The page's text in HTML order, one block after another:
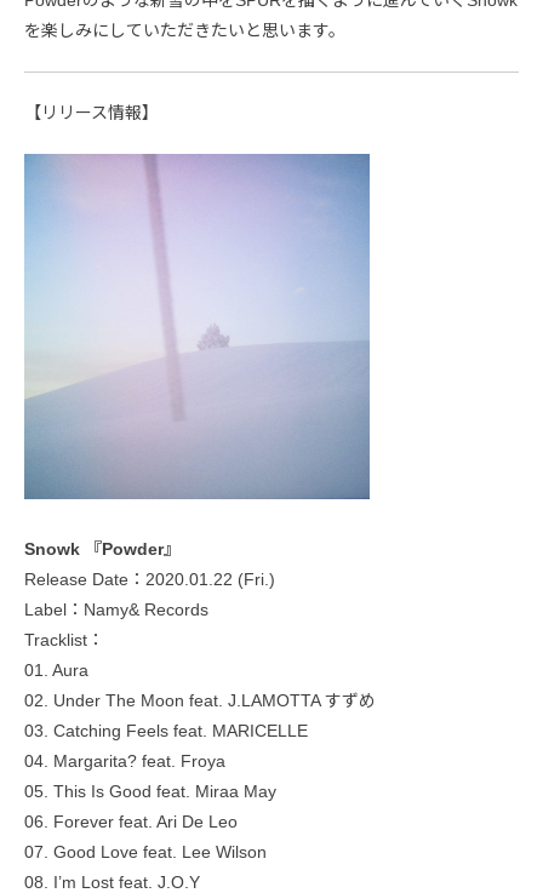
を楽しみにしていただきたいと思います。
【リリース情報】
Snowk 『Powder』
Release Date：2020.01.22 (Fri.)
Label：Namy& Records
Tracklist：
01. Aura
02. Under The Moon feat. J.LAMOTTA すずめ
03. Catching Feels feat. MARICELLE
04. Margarita? feat. Froya
05. This Is Good feat. Miraa May
06. Forever feat. Ari De Leo
07. Good Love feat. Lee Wilson
08. I’m Lost feat. J.O.Y